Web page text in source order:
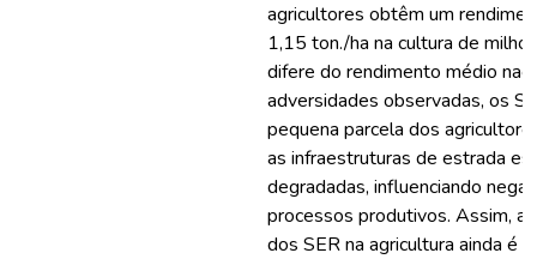
agricultores obtêm um
1,15 ton./ha na cultura de
difere do rendimento médio
adversidades observadas, os
pequena parcela dos
as infraestruturas de estrada
degradadas, influenciando
processos produtivos. Assim, a
dos SER na agricultura ainda é